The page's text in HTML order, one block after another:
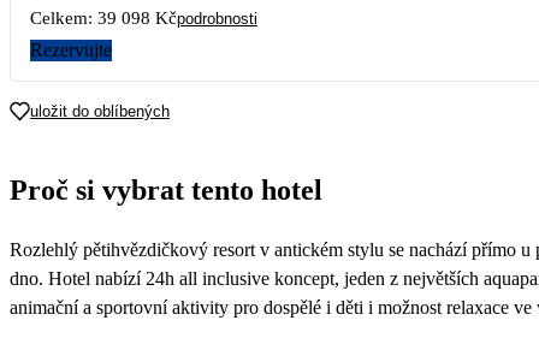
Celkem: 39 098 Kčpodrobnosti
Rezervujte
uložit do oblíbených
Proč si vybrat tento hotel
Rozlehlý pětihvězdičkový resort v antickém stylu se nachází přímo
dno. Hotel nabízí 24h all inclusive koncept, jeden z největších
animační a sportovní aktivity pro dospělé i děti i možnost relaxace